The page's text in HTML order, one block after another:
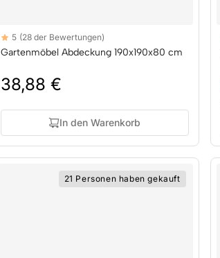
Reviews
5 out of 5 stars
5 (28 der Bewertungen)
Gartenmöbel Abdeckung 190x190x80 cm
38,88 €
In den Warenkorb
21 Personen haben gekauft